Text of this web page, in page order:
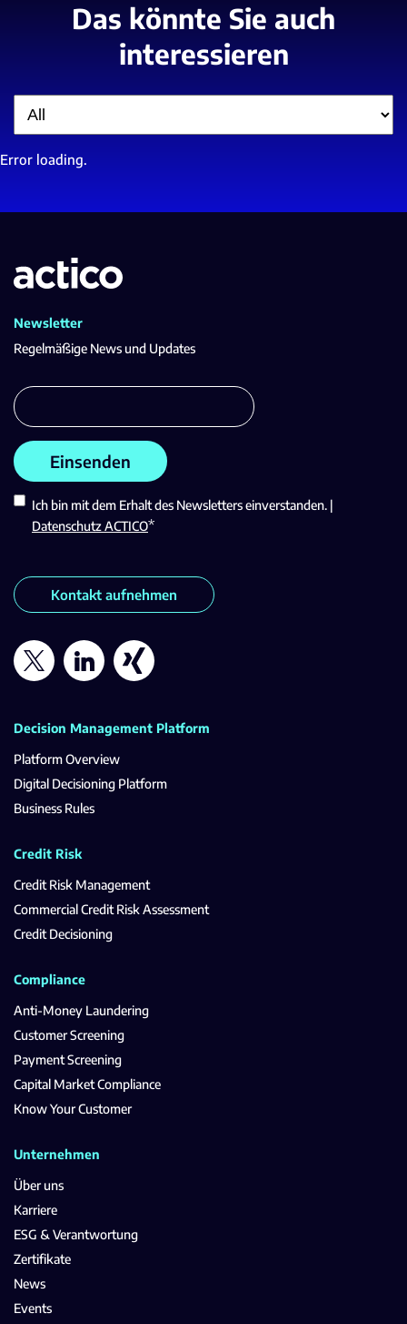
Das könnte Sie auch
interessieren
Filter
Error loading.
Newsletter
Regelmäßige News und Updates
Ich bin mit dem Erhalt des Newsletters einverstanden. |
Datenschutz ACTICO*
Kontakt aufnehmen
Decision Management Platform
Platform Overview
Digital Decisioning Platform
Business Rules
Credit Risk
Credit Risk Management
Commercial Credit Risk Assessment
Credit Decisioning
Compliance
Anti-Money Laundering
Customer Screening
Payment Screening
Capital Market Compliance
Know Your Customer
Unternehmen
Über uns
Karriere
ESG & Verantwortung
Zertifikate
News
Events